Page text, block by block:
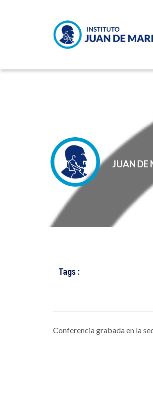
Domingo
JUAN DE
Tags :
Conferencia grabada en la